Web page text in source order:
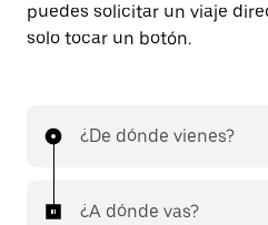
puedes solicitar un viaje
solo tocar un botón.
¿De dónde vienes?
¿A dónde vas?